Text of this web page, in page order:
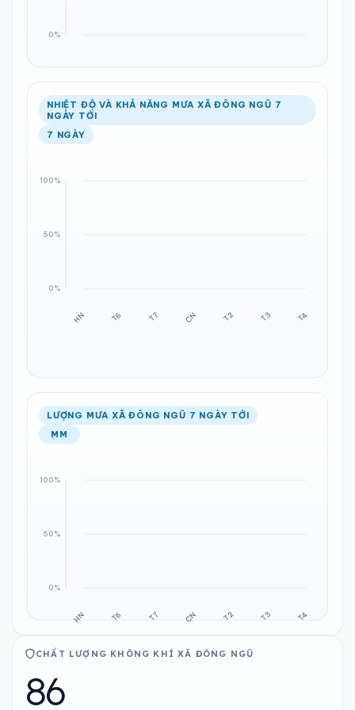
NHIỆT ĐỘ VÀ KHẢ NĂNG MƯA XÃ ĐÔNG NGŨ 7
NGÀY TỚI
7 NGÀY
LƯỢNG MƯA XÃ ĐÔNG NGŨ 7 NGÀY TỚI
MM
CHẤT LƯỢNG KHÔNG KHÍ XÃ ĐÔNG NGŨ
86